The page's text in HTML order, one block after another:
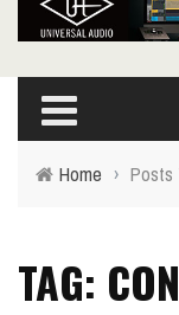
Home › Posts
TAG: